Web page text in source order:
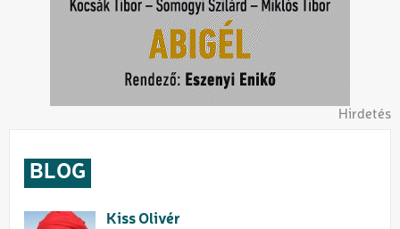
Hirdetés
BLOG
Kiss Olivér